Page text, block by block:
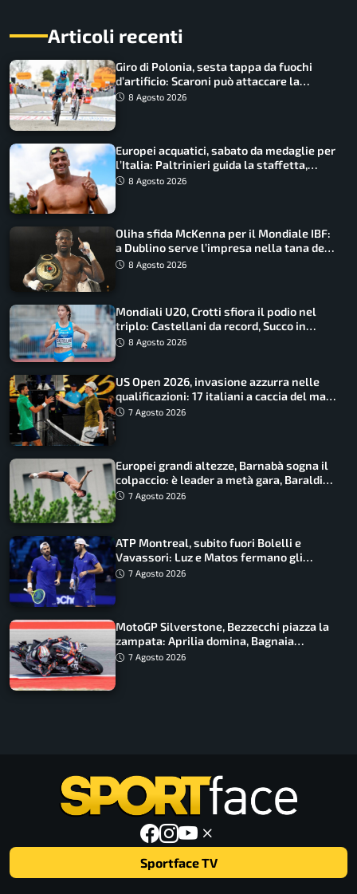
Articoli recenti
Giro di Polonia, sesta tappa da fuochi
d’artificio: Scaroni può attaccare la
maglia di Lemmen
8 Agosto 2026
Europei acquatici, sabato da medaglie per
l’Italia: Paltrinieri guida la staffetta,
Barnabà sogna l’oro dalle grandi altezze
8 Agosto 2026
Oliha sfida McKenna per il Mondiale IBF:
a Dublino serve l’impresa nella tana del
lupo8 Agosto 2026
Mondiali U20, Crotti sfiora il podio nel
triplo: Castellani da record, Succo in
finale
8 Agosto 2026
US Open 2026, invasione azzurra nelle
qualificazioni: 17 italiani a caccia del main
draw7 Agosto 2026
Europei grandi altezze, Barnabà sogna il
colpaccio: è leader a metà gara, Baraldi
ancora in corsa
7 Agosto 2026
ATP Montreal, subito fuori Bolelli e
Vavassori: Luz e Matos fermano gli
azzurri
7 Agosto 2026
MotoGP Silverstone, Bezzecchi piazza la
zampata: Aprilia domina, Bagnaia
costretto al Q1
7 Agosto 2026
Sportface TV